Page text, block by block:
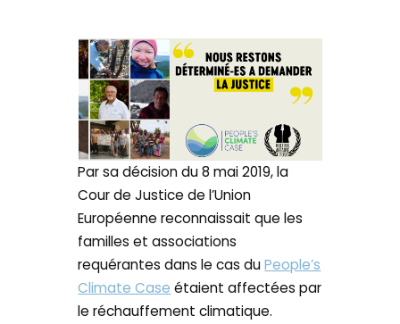
Par sa décision du 8 mai 2019, la
Cour de Justice de l’Union
Européenne reconnaissait que les
familles et associations
requérantes dans le cas duPeople’s
Climate Case étaient affectées par
le réchauffement climatique.